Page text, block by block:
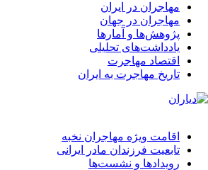
مهاجران در ایران
مهاجران در جهان
پژوهش‌ها و آمارها
یادداشت‌های تحلیلی
اقتصاد مهاجرت
تاریخ مهاجرت به ایران
اقامت ویژه مهاجران نخبه
تابعیت فرزندان مادر ایرانی
رویدادها و نشست‌ها